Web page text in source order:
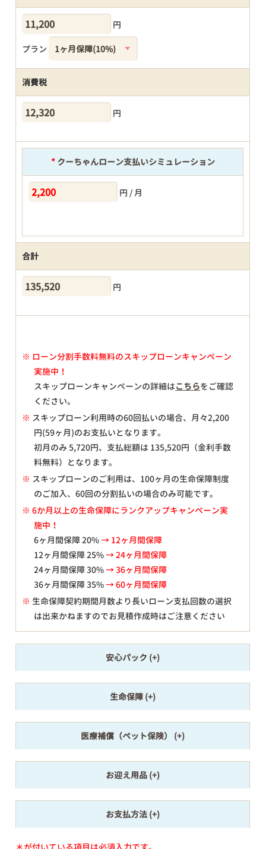
円
プラン
消費税
円
*クーちゃんローン支払いシミュレーション
円 / 月
合計
円
※ ローン分割手数料無料のスキップローンキャンペーン
実施中！
スキップローンキャンペーンの詳細はこちらをご確認
ください。
※ スキップローン利用時の60回払いの場合、月々2,200
円(59ヶ月)のお支払いとなります。
初月のみ5,720円、支払総額は 135,520円（金利手数
料無料）となります。
※ スキップローンのご利用は、100ヶ月の生命保障制度
のご加入、60回の分割払いの場合のみ可能です。
※ 6か月以上の生命保障にランクアップキャンペーン実
施中！
6ヶ月間保障 20%→ 12ヶ月間保障
12ヶ月間保障 25%→ 24ヶ月間保障
24ヶ月間保障 30%→ 36ヶ月間保障
36ヶ月間保障 35%→ 60ヶ月間保障
※ 生命保障契約期間月数より長いローン支払回数の選択
は出来かねますのでお見積作成時はご注意ください
安心パック
生命保障
医療補償（ペット保険）
お迎え用品
お支払方法